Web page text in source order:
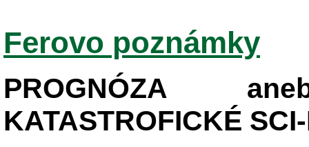
Ferovo poznámky
PROGNÓZA
KATASTROFICKÉ